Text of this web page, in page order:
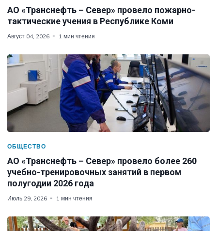
АО «Транснефть – Север» провело пожарно-
тактические учения в Республике Коми
Август 04, 2026 1 мин чтения
ОБЩЕСТВО
АО «Транснефть – Север» провело более 260
учебно-тренировочных занятий в первом
полугодии 2026 года
Июль 29, 2026 1 мин чтения